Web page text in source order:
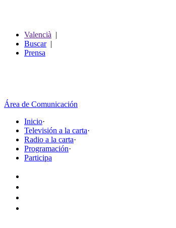
Valencià |
Buscar|
Prensa
Área de Comunicación
Inicio·
Televisión a la carta·
Radio a la carta·
Programación·
Participa